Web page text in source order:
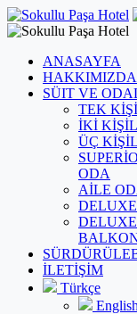
ANASAYFA
HAKKIMIZDA
SÜIT VE
TEK
İKİ
ÜÇ
ODA
AİLE
İLETİŞİM
Türkçe
English